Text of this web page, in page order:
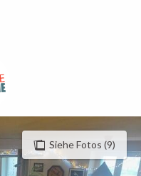
Siehe Fotos (9)